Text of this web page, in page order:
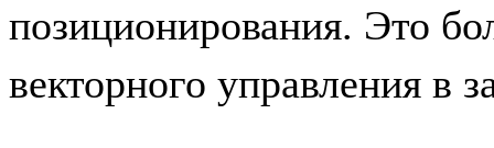
позиционирования. Это
векторного управления в